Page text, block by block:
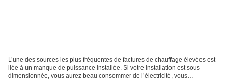
L’une des sources les plus fréquentes de factures de chauffage élevées est
liée à un manque de puissance installée. Si votre installation est sous
dimensionnée, vous aurez beau consommer de l’électricité, vous